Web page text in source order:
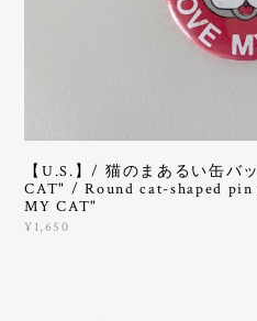
【U.S.】/ 猫のまあるい缶バ
CAT" / Round cat-shaped
MY CAT"
¥1,650